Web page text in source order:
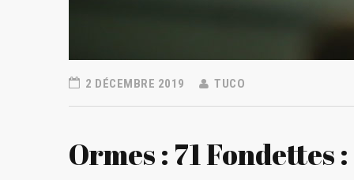
2 DÉCEMBRE 2019 TUCO
Ormes : 71 Fondettes